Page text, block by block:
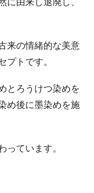
に由来し退廃し、
来の情緒的な美意
プトです。
とろうけつ染めを
め後に墨染めを施
っています。